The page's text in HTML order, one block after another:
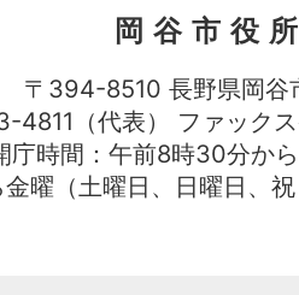
岡谷市役
〒394-8510 長野県岡谷
4811（代表） ファッ
庁時間：午前8時30分か
曜（土曜日、日曜日、